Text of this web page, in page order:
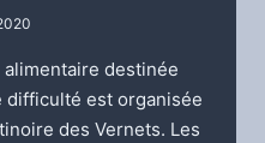
destinée
difficulté est organisée
des Vernets. Les